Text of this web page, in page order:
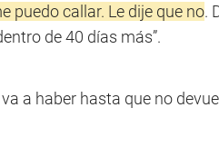
puedo callar. Le dije que no.
de 40 días más”.
a haber hasta que no